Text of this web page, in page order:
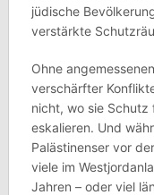
jüdische
verstärkte
Ohne
verschärfter
nicht, wo sie
eskalieren. Und
Palästinenser vor
viele im
Jahren – oder viel